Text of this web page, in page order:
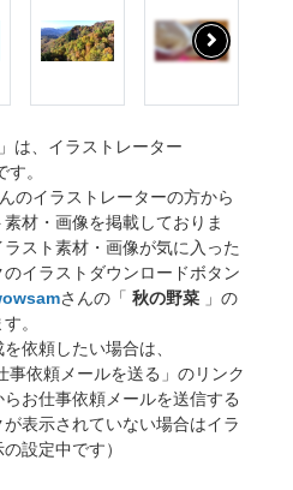
」は、イラストレーター
。
のイラストレーターの方から
材・画像を掲載しておりま
スト素材・画像が気に入った
のイラストダウンロードボタン
さんの「 秋の野菜 」の
。
依頼したい場合は、
事依頼メールを送る」のリンク
お仕事依頼メールを送信する
表示されていない場合はイラ
設定中です）